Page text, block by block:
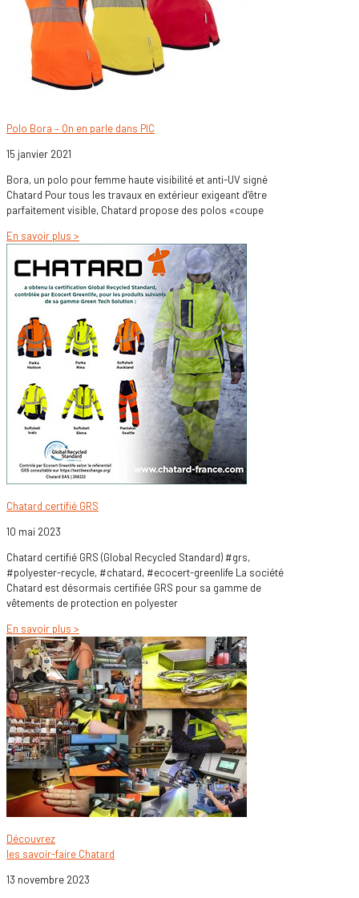
Polo Bora – On en parle dans PIC
15 janvier 2021
Bora, un polo pour femme haute visibilité et anti-UV signé
Chatard Pour tous les travaux en extérieur exigeant d’être
parfaitement visible, Chatard propose des polos «coupe
En savoir plus >
Chatard certifié GRS
10 mai 2023
Chatard certifié GRS (Global Recycled Standard) #grs,
#polyester-recycle, #chatard, #ecocert-greenlife La société
Chatard est désormais certifiée GRS pour sa gamme de
vêtements de protection en polyester
En savoir plus >
Découvrez
les savoir-faire Chatard
13 novembre 2023